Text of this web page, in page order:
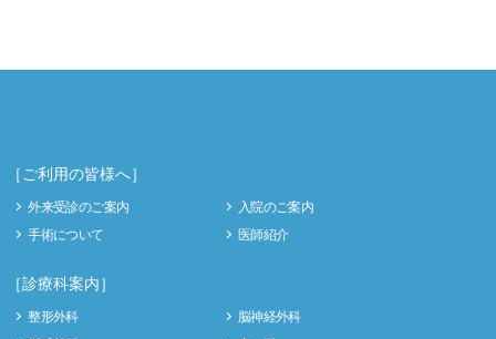
［ご利用の皆様へ］
外来受診のご案内
入院のご案内
手術について
医師紹介
［診療科案内］
整形外科
脳神経外科